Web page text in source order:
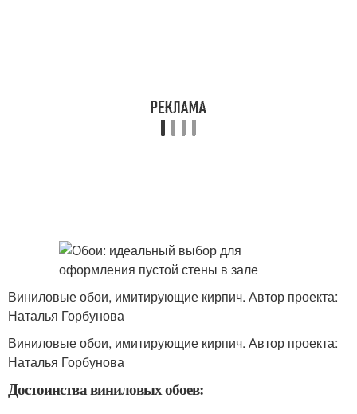
Виниловые обои, имитирующие кирпич. Автор проекта:
Наталья Горбунова
Виниловые обои, имитирующие кирпич. Автор проекта:
Наталья Горбунова
Достоинства виниловых обоев: